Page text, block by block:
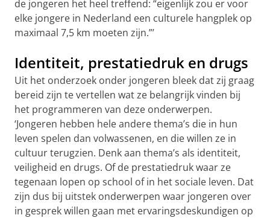
de jongeren het heel treffend: “eigenlijk zou er voor
elke jongere in Nederland een culturele hangplek op
maximaal 7,5 km moeten zijn.”’
Identiteit, prestatiedruk en drugs
Uit het onderzoek onder jongeren bleek dat zij graag
bereid zijn te vertellen wat ze belangrijk vinden bij
het programmeren van deze onderwerpen.
‘Jongeren hebben hele andere thema’s die in hun
leven spelen dan volwassenen, en die willen ze in
cultuur terugzien. Denk aan thema’s als identiteit,
veiligheid en drugs. Of de prestatiedruk waar ze
tegenaan lopen op school of in het sociale leven. Dat
zijn dus bij uitstek onderwerpen waar jongeren over
in gesprek willen gaan met ervaringsdeskundigen op